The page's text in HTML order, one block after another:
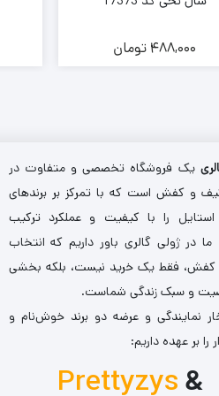
488,000 تومان
یک فروشگاه تخصصی و متفاوت در
و کفش است که با تمرکز بر برندهای
را با کیفیت و عملکرد ترکیب
در ژولی گالری باور داریم که انتخاب
فقط یک خرید نیست، بلکه بخشی
و سبک زندگی شماست.
نمایندگی و عرضه دو برند خوش‌نام و
را بر عهده داریم:
Prettyzys&